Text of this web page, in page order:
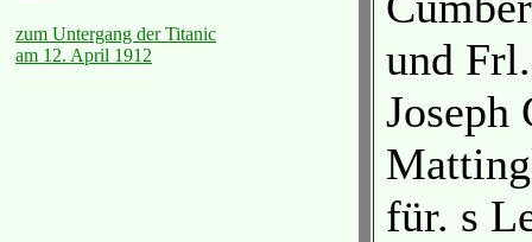
zum Untergang der Titanic
am 12. April 1912
und
Joseph
für. s